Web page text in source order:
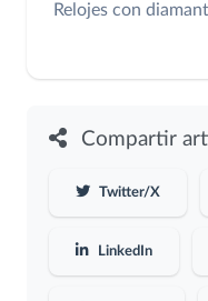
Relojes con
Compartir
Twitter/X
LinkedIn